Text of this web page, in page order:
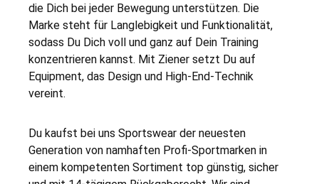
die Dich bei jeder Bewegung unterstützen. Die
Marke steht für Langlebigkeit und Funktionalität,
sodass Du Dich voll und ganz auf Dein Training
konzentrieren kannst. Mit Ziener setzt Du auf
Equipment, das Design und High-End-Technik
vereint.
Du kaufst bei uns Sportswear der neuesten
Generation von namhaften Profi-Sportmarken in
einem kompetenten Sortiment top günstig, sicher